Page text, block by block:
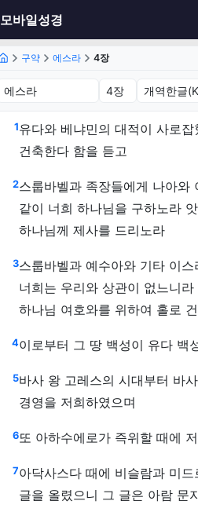
모바일성경
구약 에스라 4장
에스라 4장 (
1유다와 베냐민의 대적이 사로
건축한다 함을 듣고
2스룹바벨과 족장들에게 나아와
같이 너희 하나님을 구하노라
하나님께 제사를 드리노라
3스룹바벨과 예수아와 기타 이
너희는 우리와 상관이 없느니
하나님 여호와를 위하여 홀로
4이로부터 그 땅 백성이 유다 백
5바사 왕 고레스의 시대부터 바
경영을 저희하였으며
6또 아하수에로가 즉위할 때에
7아닥사스다 때에 비슬람과 미
글을 올렸으니 그 글은 아람 문